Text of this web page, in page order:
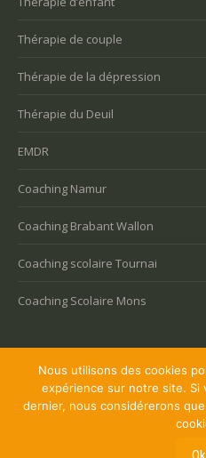
Thérapie de couple
Thérapie de la dépression
Thérapie du Deuil
EMDR
Coaching Namur
Coaching Brabant Wallon
Coaching scolaire Tournai
Coaching Scolaire Mons
Copyright © 2026 Coaching
Privium – Des
Nous utilisons des cookies
expérience sur notre site. Si
dernier, nous considérerons